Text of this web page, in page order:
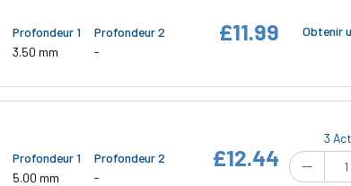
Profondeur 1
3.50 mm
Profondeur 2
-
Obtenir
£11.99
Profondeur 1
5.00 mm
Profondeur 2
-
3
£12.44